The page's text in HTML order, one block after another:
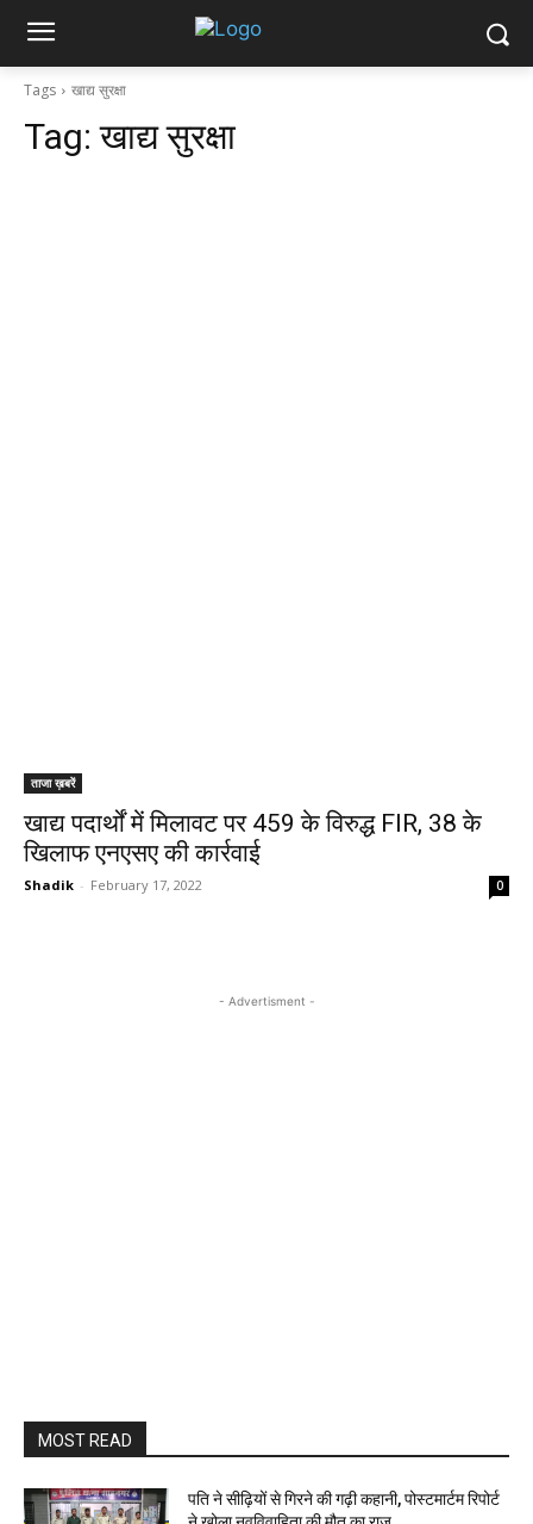
Tags खाद्य सुरक्षा
Tag:खाद्य सुरक्षा
ताजा ख़बरें
खाद्य पदार्थों में मिलावट पर 459 के विरुद्ध FIR, 38 के
खिलाफ एनएसए की कार्रवाई
Shadik - February 17, 2022 0
- Advertisment -
MOST READ
पति ने सीढ़ियों से गिरने की गढ़ी कहानी, पोस्टमार्टम रिपोर्ट